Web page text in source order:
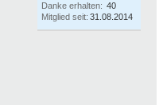
Danke erhalten: 40
Mitglied seit: 31.08.2014